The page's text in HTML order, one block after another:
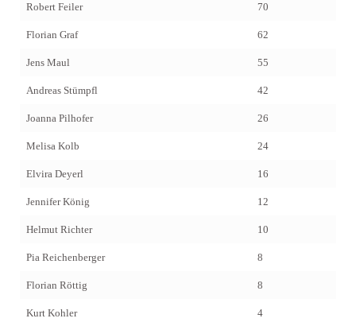
Robert Feiler 70
Florian Graf 62
Jens Maul 55
Andreas Stümpfl 42
Joanna Pilhofer 26
Melisa Kolb 24
Elvira Deyerl 16
Jennifer König 12
Helmut Richter 10
Pia Reichenberger 8
Florian Röttig 8
Kurt Kohler 4